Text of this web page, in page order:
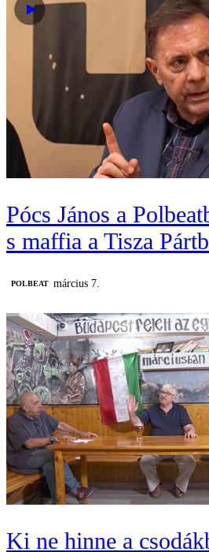
Pócs János a
s maffia a Tisza
‎POLBEAT március 7.
Ki ne hinne a